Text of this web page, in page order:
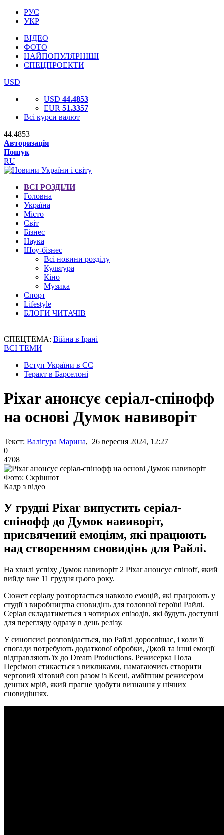
РУС
УКР
ВІДЕО
ФОТО
НАЙПОПУЛЯРНІШІ
СПЕЦПРОЕКТИ
USD
USD 44.4853
EUR 51.3357
Всі курси валют
44.4853
Авторизація
Пошук
RU
ВСІ РОЗДІЛИ
Головна
Україна
Місто
Світ
Бізнес
Наука
Шоу-бізнес
Всі новини розділу
Культура
Кіно
Музика
Спорт
Lifestyle
БЛОГИ ЧИТАЧІВ
СПЕЦТЕМА: Війна в Ірані
ВСІ ТЕМИ
Вступ України в ЄС
Теракт в Барселоні
Pixar анонсує серіал-спінофф
на основі Думок навиворіт
Текст: Валігура Марина, 26 вересня 2024, 12:27
0
4708
Фото: Скріншот
Кадр з відео
У грудні Pixar випустить серіал-
спінофф до Думок навиворіт,
присвячений емоціям, які працюють
над створенням сновидінь для Райлі.
На хвилі успіху Думок навиворіт 2 Pixar анонсує спіноff, який
вийде вже 11 грудня цього року.
Сюжет серіалу розгортається навколо емоцій, які працюють у
студії з виробництва сновидінь для головної героїні Райлі.
Серіал складатиметься з чотирьох епізодів, які будуть доступні
для перегляду одразу в день релізу.
У синопсисі розповідається, що Райлі дорослішає, і коли її
спогади потребують додаткової обробки, Джой та інші емоції
відправляють їх до Dream Productions. Режисерка Пола
Персімон стикається з викликами, намагаючись створити
черговий хітовий сон разом із Ксені, амбітним режисером
денних мрій, який прагне здобути визнання у нічних
сновидіннях.